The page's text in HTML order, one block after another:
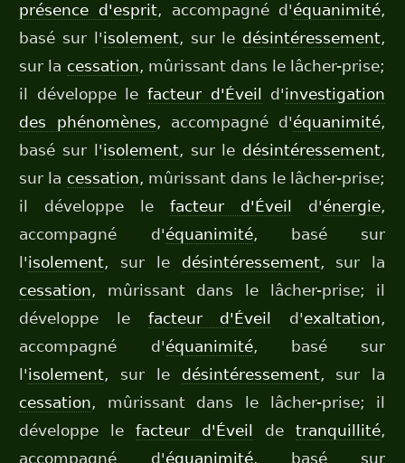
présence d'esprit, accompagné d'équanimité,
basé sur l'isolement, sur le désintéressement,
sur la cessation, mûrissant dans le lâcher-prise;
il développe lefacteur d'Éveil d'investigation
des phénomènes, accompagné d'équanimité,
basé sur l'isolement, sur le désintéressement,
sur la cessation, mûrissant dans le lâcher-prise;
il développe lefacteur d'Éveil d'énergie,
accompagné d'équanimité, basé sur
l'isolement, sur le désintéressement, sur la
cessation, mûrissant dans le lâcher-prise; il
développe le facteur d'Éveil d'exaltation,
accompagné d'équanimité, basé sur
l'isolement, sur le désintéressement, sur la
cessation, mûrissant dans le lâcher-prise; il
développe lefacteur d'Éveil detranquillité,
accompagné d'équanimité, basé sur